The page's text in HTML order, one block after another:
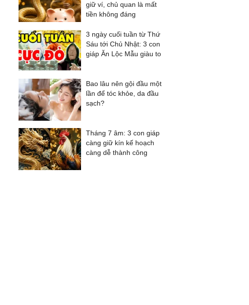
giữ ví, chủ quan là mất
tiền không đáng
3 ngày cuối tuần từ Thứ
Sáu tới Chủ Nhật: 3 con
giáp Ăn Lộc Mẫu giàu to
Bao lâu nên gội đầu một
lần để tóc khỏe, da đầu
sạch?
Tháng 7 âm: 3 con giáp
càng giữ kín kế hoạch
càng dễ thành công